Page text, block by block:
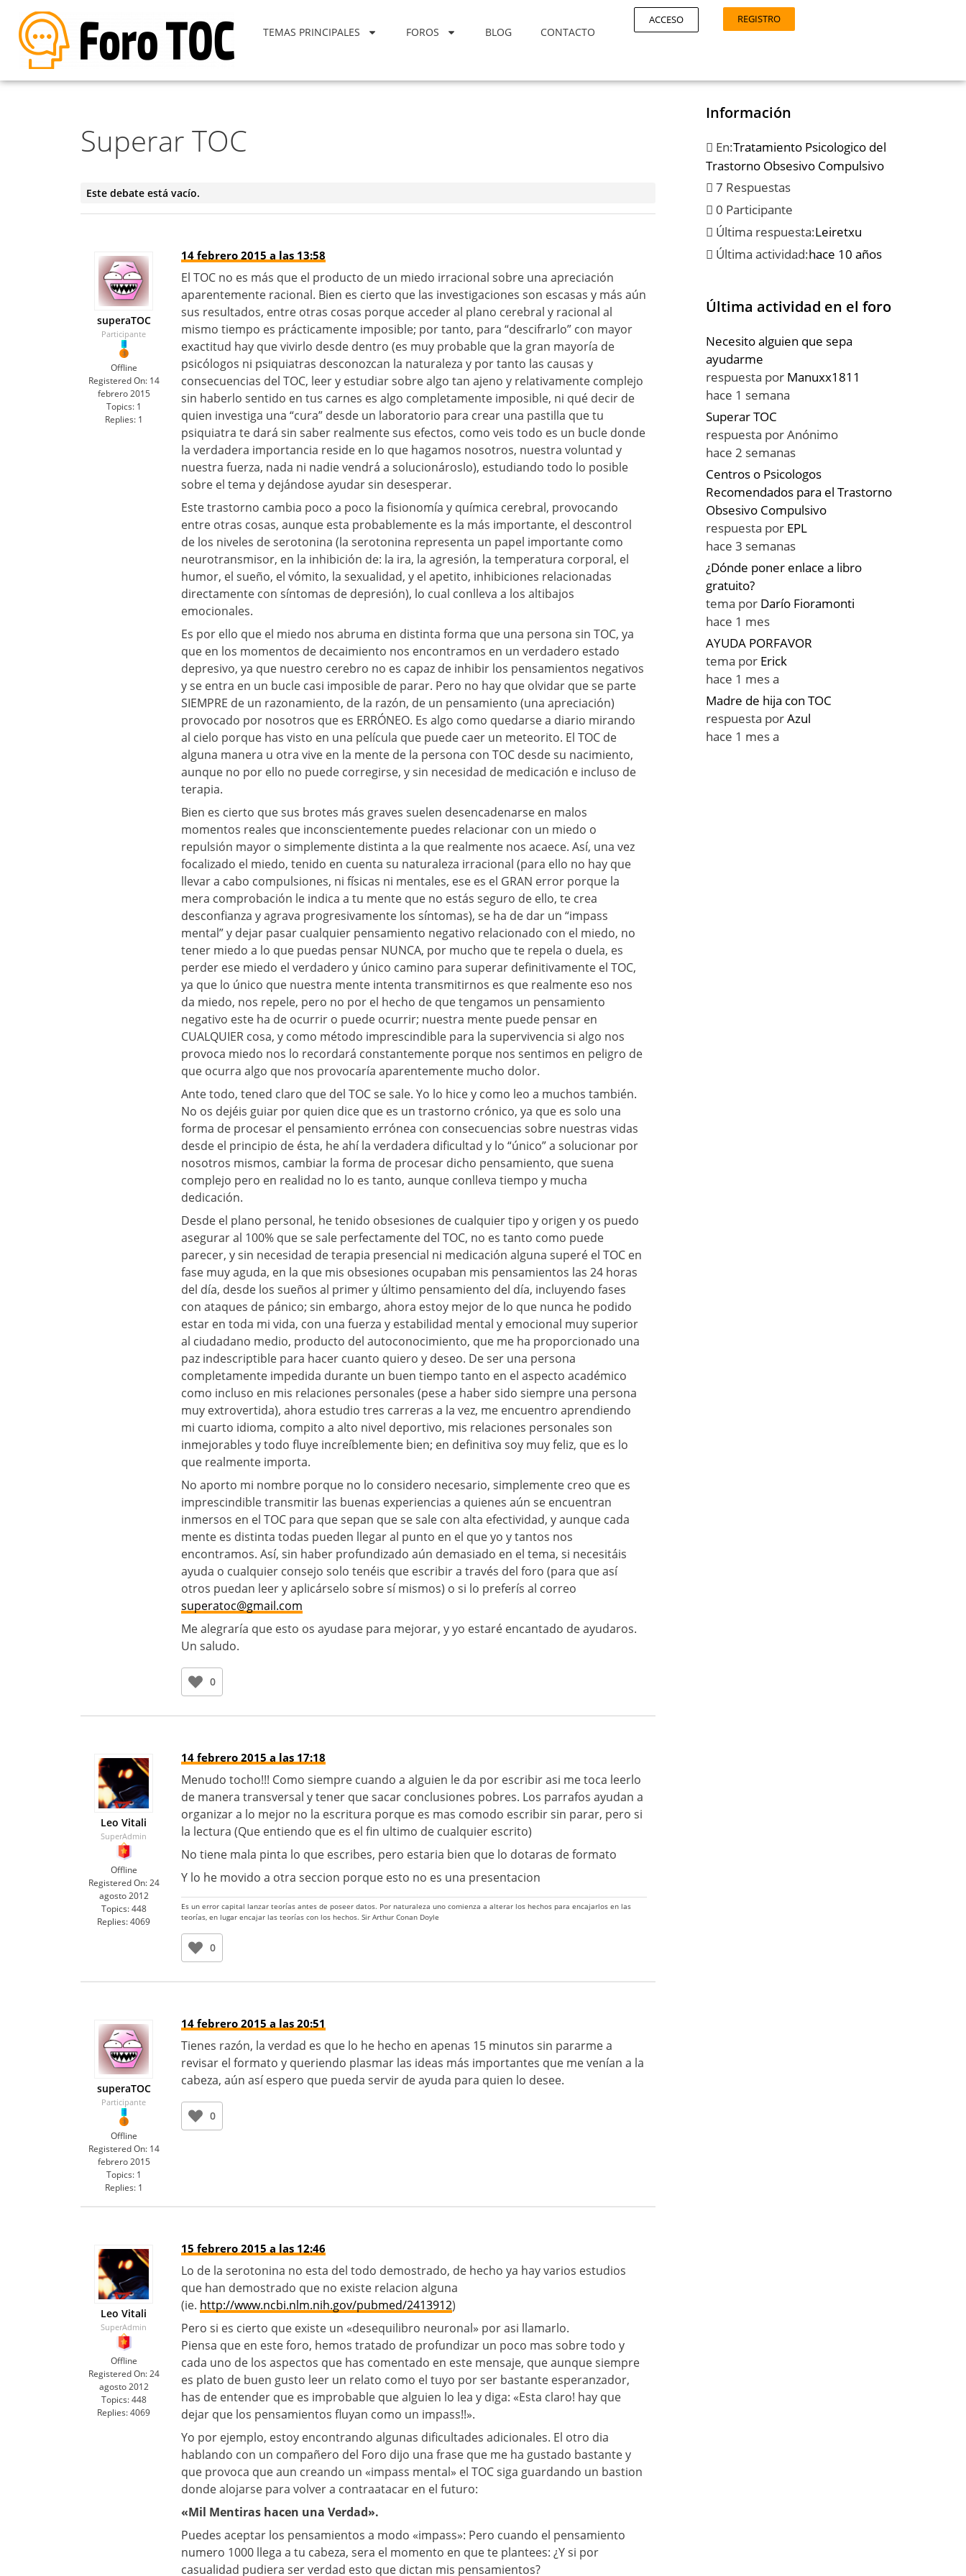
TEMAS PRINCIPALES FOROS BLOG CONTACTO
ACCESO REGISTRO
Superar TOC
Este debate está vacío.
superaTOC
Participante
Offline
Registered On: 14
febrero 2015
Topics: 1
Replies: 1
14 febrero 2015 a las 13:58
El TOC no es más que el producto de un miedo irracional sobre una apreciación
aparentemente racional. Bien es cierto que las investigaciones son escasas y más aún
sus resultados, entre otras cosas porque acceder al plano cerebral y racional al
mismo tiempo es prácticamente imposible; por tanto, para “descifrarlo” con mayor
exactitud hay que vivirlo desde dentro (es muy probable que la gran mayoría de
psicólogos ni psiquiatras desconozcan la naturaleza y por tanto las causas y
consecuencias del TOC, leer y estudiar sobre algo tan ajeno y relativamente complejo
sin haberlo sentido en tus carnes es algo completamente imposible, ni qué decir de
quien investiga una “cura” desde un laboratorio para crear una pastilla que tu
psiquiatra te dará sin saber realmente sus efectos, como veis todo es un bucle donde
la verdadera importancia reside en lo que hagamos nosotros, nuestra voluntad y
nuestra fuerza, nada ni nadie vendrá a solucionároslo), estudiando todo lo posible
sobre el tema y dejándose ayudar sin desesperar.
Este trastorno cambia poco a poco la fisionomía y química cerebral, provocando
entre otras cosas, aunque esta probablemente es la más importante, el descontrol
de los niveles de serotonina (la serotonina representa un papel importante como
neurotransmisor, en la inhibición de: la ira, la agresión, la temperatura corporal, el
humor, el sueño, el vómito, la sexualidad, y el apetito, inhibiciones relacionadas
directamente con síntomas de depresión), lo cual conlleva a los altibajos
emocionales.
Es por ello que el miedo nos abruma en distinta forma que una persona sin TOC, ya
que en los momentos de decaimiento nos encontramos en un verdadero estado
depresivo, ya que nuestro cerebro no es capaz de inhibir los pensamientos negativos
y se entra en un bucle casi imposible de parar. Pero no hay que olvidar que se parte
SIEMPRE de un razonamiento, de la razón, de un pensamiento (una apreciación)
provocado por nosotros que es ERRÓNEO. Es algo como quedarse a diario mirando
al cielo porque has visto en una película que puede caer un meteorito. El TOC de
alguna manera u otra vive en la mente de la persona con TOC desde su nacimiento,
aunque no por ello no puede corregirse, y sin necesidad de medicación e incluso de
terapia.
Bien es cierto que sus brotes más graves suelen desencadenarse en malos
momentos reales que inconscientemente puedes relacionar con un miedo o
repulsión mayor o simplemente distinta a la que realmente nos acaece. Así, una vez
focalizado el miedo, tenido en cuenta su naturaleza irracional (para ello no hay que
llevar a cabo compulsiones, ni físicas ni mentales, ese es el GRAN error porque la
mera comprobación le indica a tu mente que no estás seguro de ello, te crea
desconfianza y agrava progresivamente los síntomas), se ha de dar un “impass
mental” y dejar pasar cualquier pensamiento negativo relacionado con el miedo, no
tener miedo a lo que puedas pensar NUNCA, por mucho que te repela o duela, es
perder ese miedo el verdadero y único camino para superar definitivamente el TOC,
ya que lo único que nuestra mente intenta transmitirnos es que realmente eso nos
da miedo, nos repele, pero no por el hecho de que tengamos un pensamiento
negativo este ha de ocurrir o puede ocurrir; nuestra mente puede pensar en
CUALQUIER cosa, y como método imprescindible para la supervivencia si algo nos
provoca miedo nos lo recordará constantemente porque nos sentimos en peligro de
que ocurra algo que nos provocaría aparentemente mucho dolor.
Ante todo, tened claro que del TOC se sale. Yo lo hice y como leo a muchos también.
No os dejéis guiar por quien dice que es un trastorno crónico, ya que es solo una
forma de procesar el pensamiento errónea con consecuencias sobre nuestras vidas
desde el principio de ésta, he ahí la verdadera dificultad y lo “único” a solucionar por
nosotros mismos, cambiar la forma de procesar dicho pensamiento, que suena
complejo pero en realidad no lo es tanto, aunque conlleva tiempo y mucha
dedicación.
Desde el plano personal, he tenido obsesiones de cualquier tipo y origen y os puedo
asegurar al 100% que se sale perfectamente del TOC, no es tanto como puede
parecer, y sin necesidad de terapia presencial ni medicación alguna superé el TOC en
fase muy aguda, en la que mis obsesiones ocupaban mis pensamientos las 24 horas
del día, desde los sueños al primer y último pensamiento del día, incluyendo fases
con ataques de pánico; sin embargo, ahora estoy mejor de lo que nunca he podido
estar en toda mi vida, con una fuerza y estabilidad mental y emocional muy superior
al ciudadano medio, producto del autoconocimiento, que me ha proporcionado una
paz indescriptible para hacer cuanto quiero y deseo. De ser una persona
completamente impedida durante un buen tiempo tanto en el aspecto académico
como incluso en mis relaciones personales (pese a haber sido siempre una persona
muy extrovertida), ahora estudio tres carreras a la vez, me encuentro aprendiendo
mi cuarto idioma, compito a alto nivel deportivo, mis relaciones personales son
inmejorables y todo fluye increíblemente bien; en definitiva soy muy feliz, que es lo
que realmente importa.
No aporto mi nombre porque no lo considero necesario, simplemente creo que es
imprescindible transmitir las buenas experiencias a quienes aún se encuentran
inmersos en el TOC para que sepan que se sale con alta efectividad, y aunque cada
mente es distinta todas pueden llegar al punto en el que yo y tantos nos
encontramos. Así, sin haber profundizado aún demasiado en el tema, si necesitáis
ayuda o cualquier consejo solo tenéis que escribir a través del foro (para que así
otros puedan leer y aplicárselo sobre sí mismos) o si lo preferís al correo
superatoc@gmail.com
Me alegraría que esto os ayudase para mejorar, y yo estaré encantado de ayudaros.
Un saludo.
0
Leo Vitali
SuperAdmin
Offline
Registered On: 24
agosto 2012
Topics: 448
Replies:4069
14 febrero 2015 a las 17:18
Menudo tocho!!! Como siempre cuando a alguien le da por escribir asi me toca leerlo
de manera transversal y tener que sacar conclusiones pobres. Los parrafos ayudan a
organizar a lo mejor no la escritura porque es mas comodo escribir sin parar, pero si
la lectura (Que entiendo que es el fin ultimo de cualquier escrito)
No tiene mala pinta lo que escribes, pero estaria bien que lo dotaras de formato
Y lo he movido a otra seccion porque esto no es una presentacion
Es un error capital lanzar teorías antes de poseer datos. Por naturaleza uno comienza a alterar los hechos para encajarlos en las
teorías, en lugar encajar las teorías con los hechos. Sir Arthur Conan Doyle
0
superaTOC
Participante
Offline
Registered On: 14
febrero 2015
Topics: 1
Replies: 1
14 febrero 2015 a las 20:51
Tienes razón, la verdad es que lo he hecho en apenas 15 minutos sin pararme a
revisar el formato y queriendo plasmar las ideas más importantes que me venían a la
cabeza, aún así espero que pueda servir de ayuda para quien lo desee.
0
Leo Vitali
SuperAdmin
Offline
Registered On: 24
agosto 2012
Topics: 448
Replies:4069
15 febrero 2015 a las 12:46
Lo de la serotonina no esta del todo demostrado, de hecho ya hay varios estudios
que han demostrado que no existe relacion alguna
(ie. http://www.ncbi.nlm.nih.gov/pubmed/2413912)
Pero si es cierto que existe un «desequilibro neuronal» por asi llamarlo.
Piensa que en este foro, hemos tratado de profundizar un poco mas sobre todo y
cada uno de los aspectos que has comentado en este mensaje, que aunque siempre
es plato de buen gusto leer un relato como el tuyo por ser bastante esperanzador,
has de entender que es improbable que alguien lo lea y diga: «Esta claro! hay que
dejar que los pensamientos fluyan como un impass!!».
Yo por ejemplo, estoy encontrando algunas dificultades adicionales. El otro dia
hablando con un compañero del Foro dijo una frase que me ha gustado bastante y
que provoca que aun creando un «impass mental» el TOC siga guardando un bastion
donde alojarse para volver a contraatacar en el futuro:
«Mil Mentiras hacen una Verdad».
Puedes aceptar los pensamientos a modo «impass»: Pero cuando el pensamiento
numero 1000 llega a tu cabeza, sera el momento en que te plantees: ¿Y si por
casualidad pudiera ser verdad esto que dictan mis pensamientos?
Información
En:Tratamiento Psicologico del
Trastorno Obsesivo Compulsivo
7 Respuestas
0 Participante
Última respuesta:Leiretxu
Última actividad:hace 10 años
Última actividad en el foro
Necesito alguien que sepa
ayudarme
respuesta por Manuxx1811
hace 1 semana
Superar TOC
respuesta porAnónimo
hace 2 semanas
Centros o Psicologos
Recomendados para el Trastorno
Obsesivo Compulsivo
respuesta por EPL
hace 3 semanas
¿Dónde poner enlace a libro
gratuito?
tema por Darío Fioramonti
hace 1 mes
AYUDA PORFAVOR
tema por Erick
hace 1 mes a
Madre de hija con TOC
respuesta porAzul
hace 1 mes a